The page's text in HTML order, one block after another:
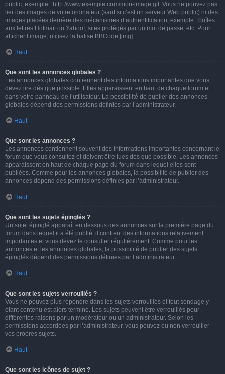
public, exemple : http://www.exemple.com/mon-image.gif. Vous ne pouvez pas
lier des images de votre ordinateur (sauf si c’est un serveur Web public) ni des
images placées derrière des mécanismes d’authentification, exemple : boîtes
aux lettres Hotmail ou Yahoo!, sites protégés par un mot de passe, etc. Pour
afficher l’image, utilisez la balise BBCode [img].
Haut
Que sont les annonces globales ?
Les annonces globales contiennent des informations importantes que vous
devez lire dès que possible. Elles apparaissent en haut de chaque forum et
dans votre panneau de l’utilisateur. La possibilité de publier des annonces
globales dépend des permissions définies par l’administrateur.
Haut
Que sont les annonces ?
Les annonces contiennent souvent des informations importantes concernant le
forum que vous consultez et doivent être lues dès que possible. Les annonces
apparaissent en haut de chaque page du forum dans lequel elles sont
publiées. Comme pour les annonces globales, la possibilité de publier des
annonces dépend des permissions définies par l’administrateur.
Haut
Que sont les sujets épinglés ?
Un sujet épinglé apparaît en dessous des annonces sur la première page du
forum dans lequel il a été publié. il contient des informations relativement
importantes et vous devez le consulter régulièrement. Comme pour les
annonces et les annonces globales, la possibilité de publier des sujets
épinglés dépend des permissions définies par l’administrateur.
Haut
Que sont les sujets verrouillés ?
Vous ne pouvez plus répondre dans les sujets verrouillés et tout sondage y
étant contenu est alors terminé. Les sujets peuvent être verrouillés pour
différentes raisons par un modérateur ou un administrateur. Selon les
permissions accordées par l’administrateur, vous pouvez ou non verrouiller
vos propres sujets.
Haut
Que sont les icônes de sujet ?